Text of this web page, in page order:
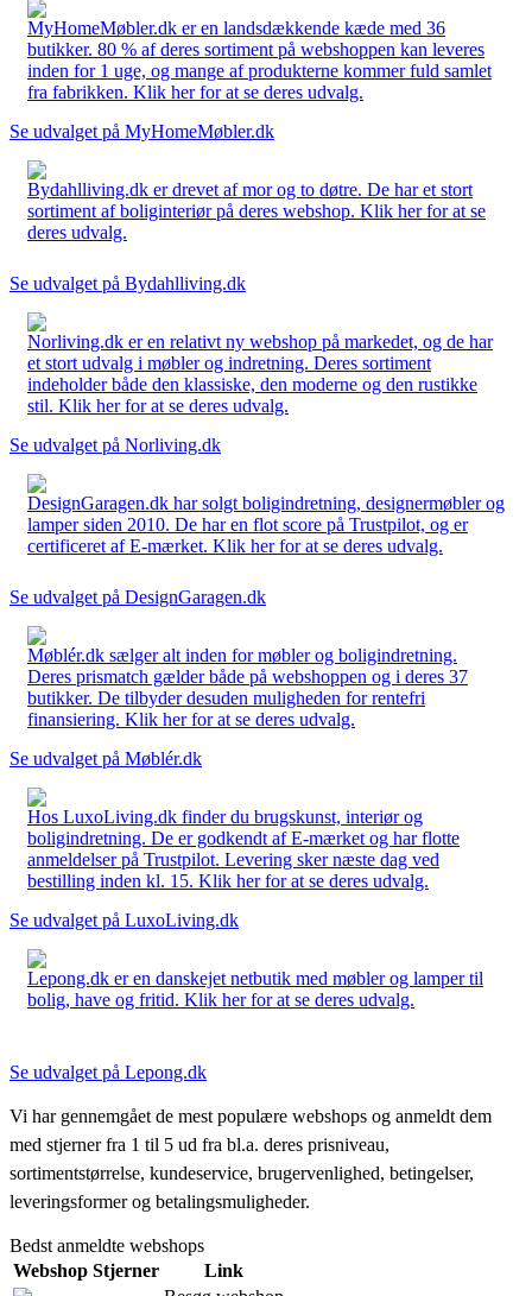
MyHomeMøbler.dk er en landsdækkende kæde med 36
butikker. 80 % af deres sortiment på webshoppen kan leveres
inden for 1 uge, og mange af produkterne kommer fuld samlet
fra fabrikken. Klik her for at se deres udvalg.
Se udvalget på MyHomeMøbler.dk
Bydahlliving.dk er drevet af mor og to døtre. De har et stort
sortiment af boliginteriør på deres webshop. Klik her for at se
deres udvalg.
Se udvalget på Bydahlliving.dk
Norliving.dk er en relativt ny webshop på markedet, og de har
et stort udvalg i møbler og indretning. Deres sortiment
indeholder både den klassiske, den moderne og den rustikke
stil. Klik her for at se deres udvalg.
Se udvalget på Norliving.dk
DesignGaragen.dk har solgt boligindretning, designermøbler og
lamper siden 2010. De har en flot score på Trustpilot, og er
certificeret af E-mærket. Klik her for at se deres udvalg.
Se udvalget på DesignGaragen.dk
Møblér.dk sælger alt inden for møbler og boligindretning.
Deres prismatch gælder både på webshoppen og i deres 37
butikker. De tilbyder desuden muligheden for rentefri
finansiering. Klik her for at se deres udvalg.
Se udvalget på Møblér.dk
Hos LuxoLiving.dk finder du brugskunst, interiør og
boligindretning. De er godkendt af E-mærket og har flotte
anmeldelser på Trustpilot. Levering sker næste dag ved
bestilling inden kl. 15. Klik her for at se deres udvalg.
Se udvalget på LuxoLiving.dk
Lepong.dk er en danskejet netbutik med møbler og lamper til
bolig, have og fritid. Klik her for at se deres udvalg.
Se udvalget på Lepong.dk
Vi har gennemgået de mest populære webshops og anmeldt dem
med stjerner fra 1 til 5 ud fra bl.a. deres prisniveau,
sortimentstørrelse, kundeservice, brugervenlighed, betingelser,
leveringsformer og betalingsmuligheder.
Bedst anmeldte webshops
Webshop Stjerner
Link